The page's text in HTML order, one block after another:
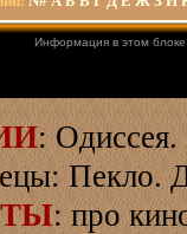
Информация в этом
:
Пекло.
: про